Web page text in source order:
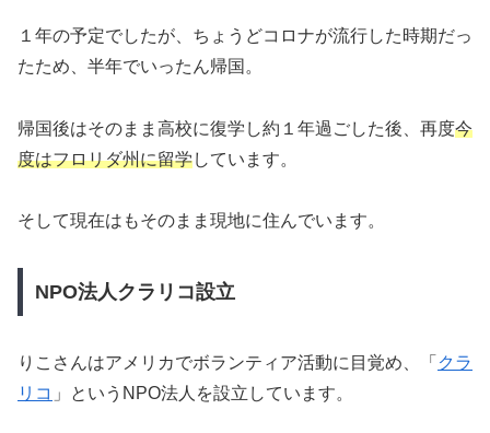
１年の予定でしたが、ちょうどコロナが流行した時期だっ
たため、半年でいったん帰国。
帰国後はそのまま高校に復学し約１年過ごした後、再度今
度はフロリダ州に留学しています。
そして現在はもそのまま現地に住んでいます。
NPO法人クラリコ設立
りこさんはアメリカでボランティア活動に目覚め、「 クラ
リコ 」というNPO法人を設立しています。